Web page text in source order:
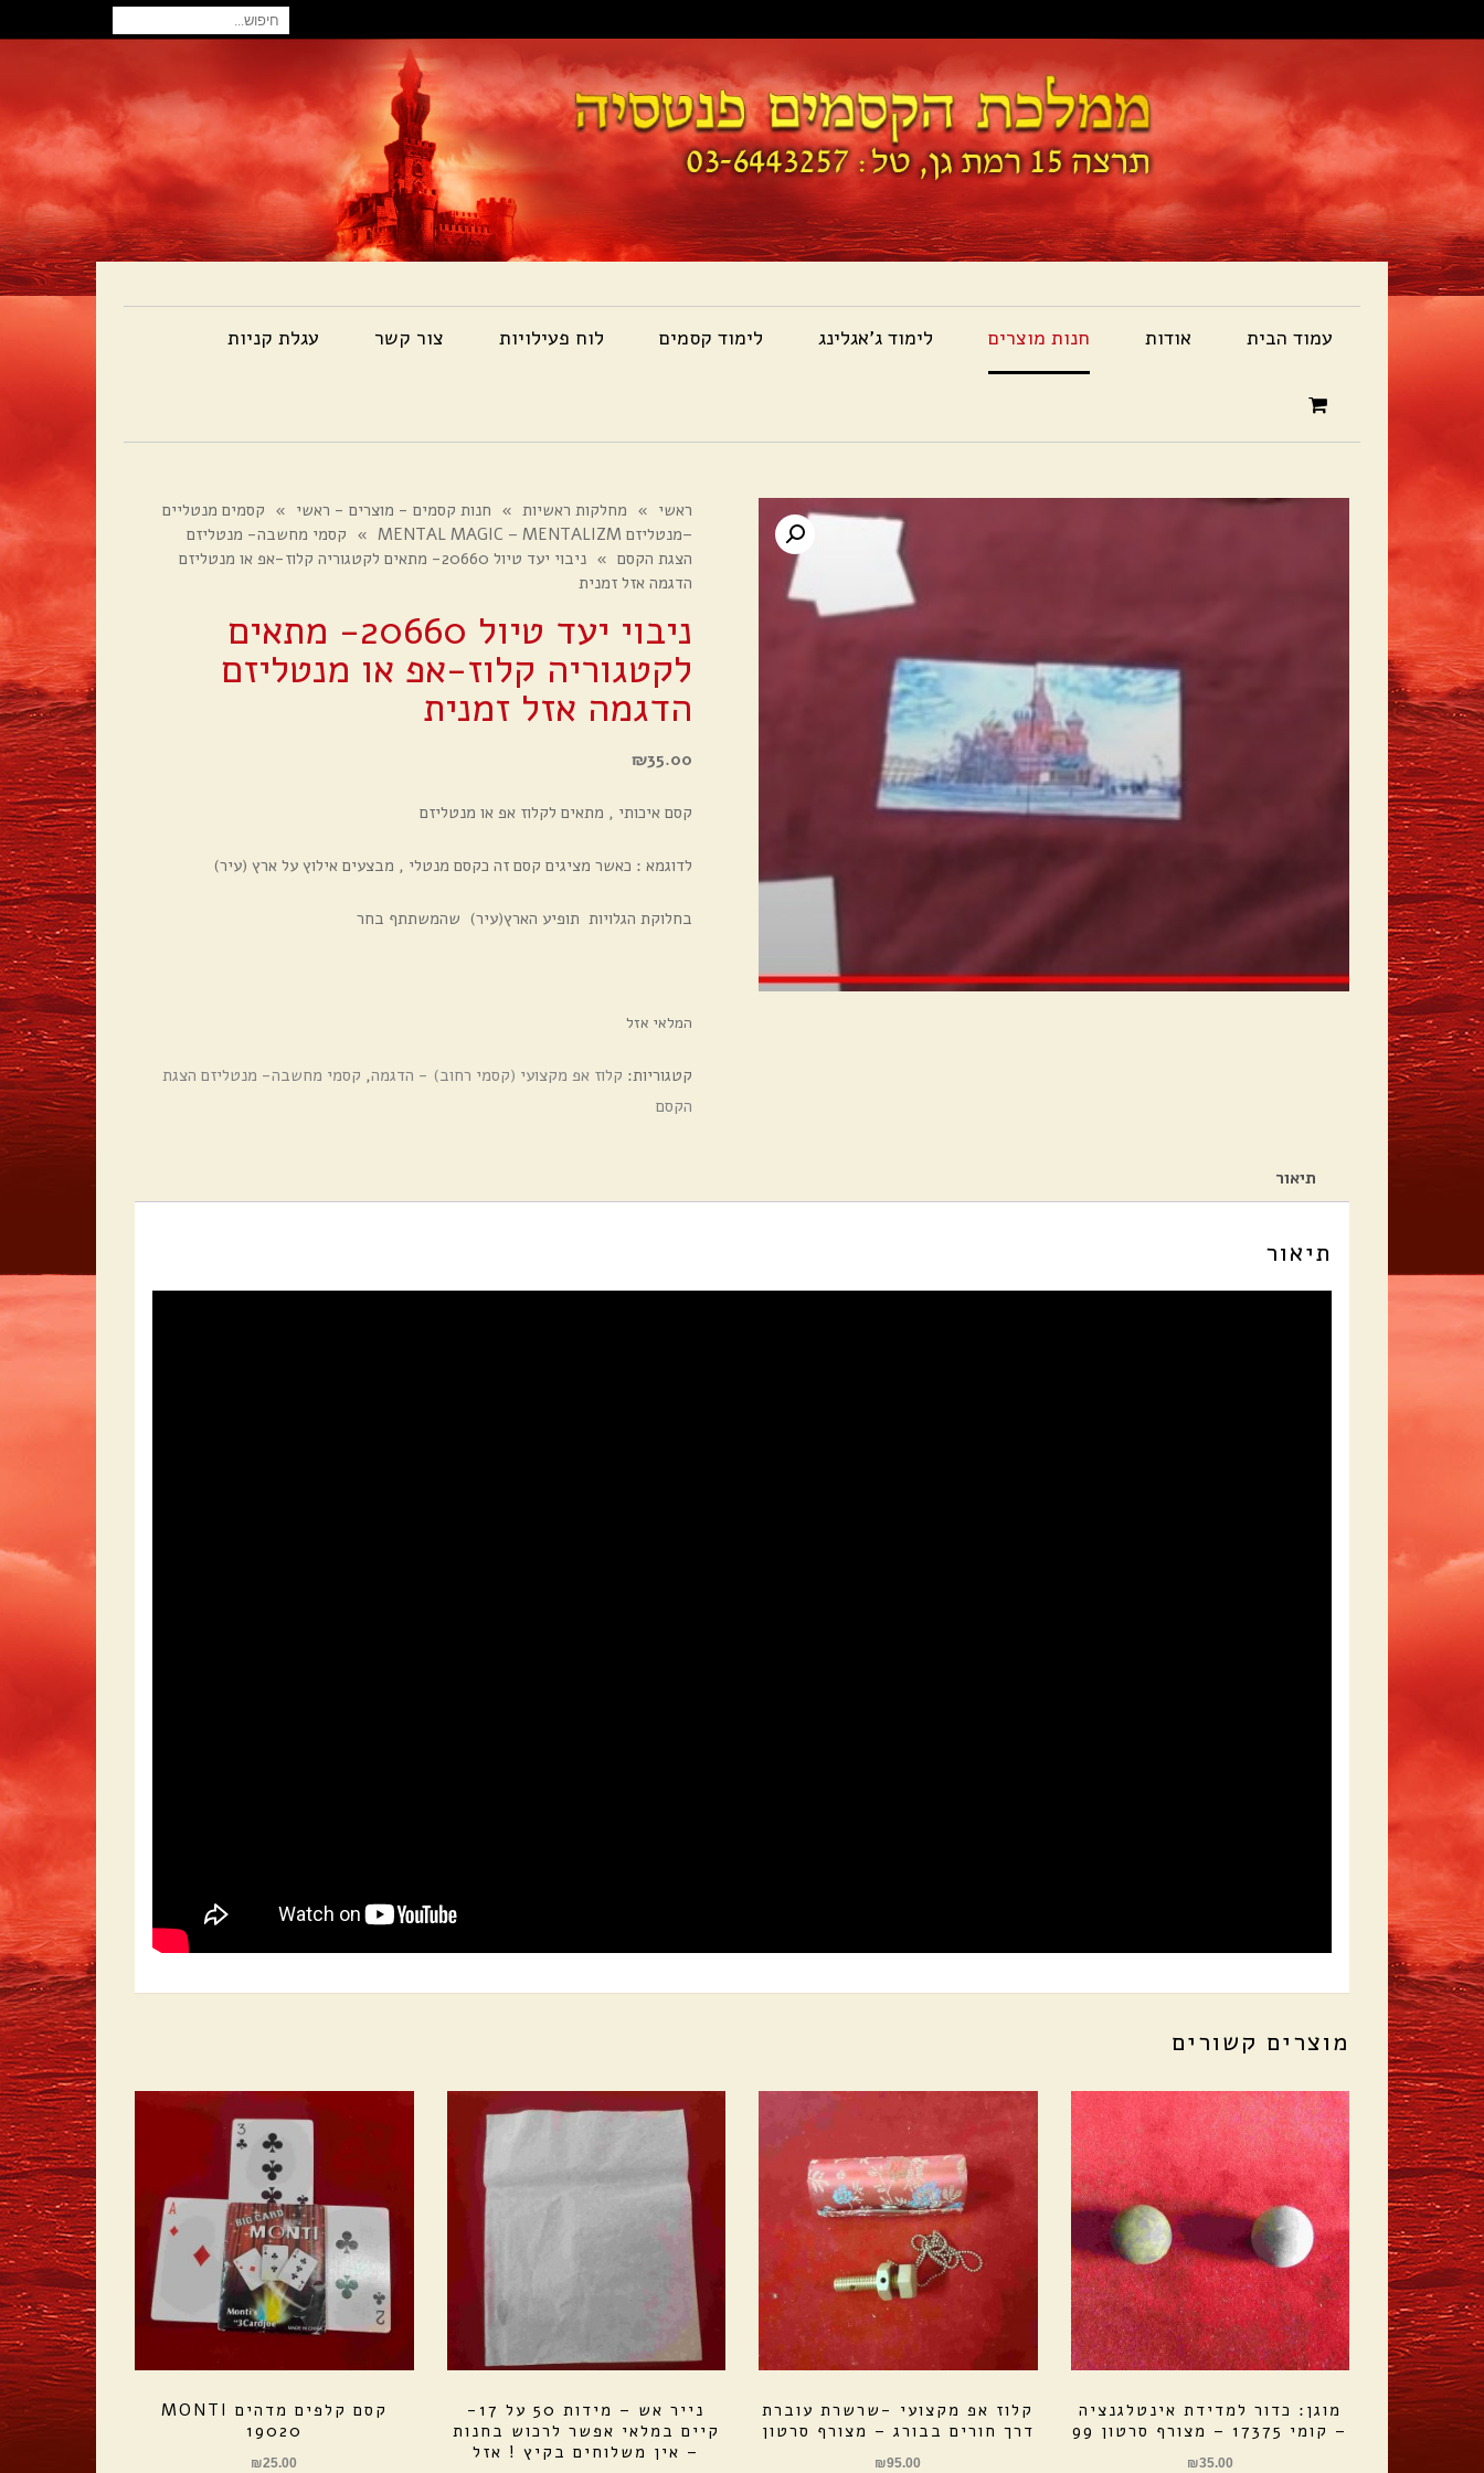
חיפוש
עמוד הבית אודות חנות מוצרים לימוד ג'אגלינג לימוד קסמים לוח פעילויות צור קשר עגלת קניות
ראשי » מחלקות ראשיות » חנות קסמים - מוצרים - ראשי » קסמים מנטליים
–מנטליזם MENTAL MAGIC – MENTALIZM
» קסמי מחשבה- מנטליזם
הצגת הקסם »
ניבוי יעד טיול 20660- מתאים לקטגוריה קלוז-אפ או מנטליזם
הדגמה אזל זמנית
ניבוי יעד טיול 20660- מתאים
לקטגוריה קלוז-אפ או מנטליזם
הדגמה אזל זמנית
₪35.00
קסם איכותי , מתאים לקלוז אפ או מנטליזם
לדוגמא : כאשר מציגים קסם זה כקסם מנטלי , מבצעים אילוץ על ארץ (עיר)
בחלוקת הגלויות תופיע הארץ(עיר) שהמשתתף בחר
המלאי אזל
קטגוריות: קלוז אפ מקצועי (קסמי רחוב) - הדגמה, קסמי מחשבה- מנטליזם הצגת
הקסם
תיאור
תיאור
מוצרים קשורים
מוגן: כדור למדידת אינטלגנציה
– קומי 17375 – מצורף סרטון 99
₪35.00
קלוז אפ מקצועי -שרשרת עוברת
דרך חורים בבורג – מצורף סרטון
₪95.00
נייר אש – מידות 50 על 17-
קיים במלאי אפשר לרכוש בחנות
– אין משלוחים בקיץ ! אזל
קסם קלפים מדהים MONTI
19020
₪25.00